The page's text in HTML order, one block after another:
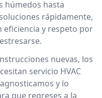
húmedos hasta
rápidamente,
y respeto por
nuevas, los
servicio HVAC
y lo
que regreses a la